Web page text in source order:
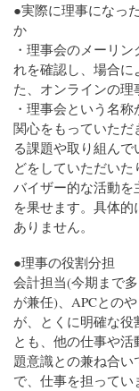
●実際に理事になっ
か
・理事会のメーリ
れを確認し、場合に
た、オンラインの理
・理事会という名
関心をもっていた
る課題や取り組ん
どをしていただい
バイザー的な活動
を果せます。具体
ありません。
●理事の役割分担
会計担当(今期まで
が兼任)、APCとの
が、とくに明確な
とも、他の仕事や
題意識との兼ね合い
で、仕事を担ってい